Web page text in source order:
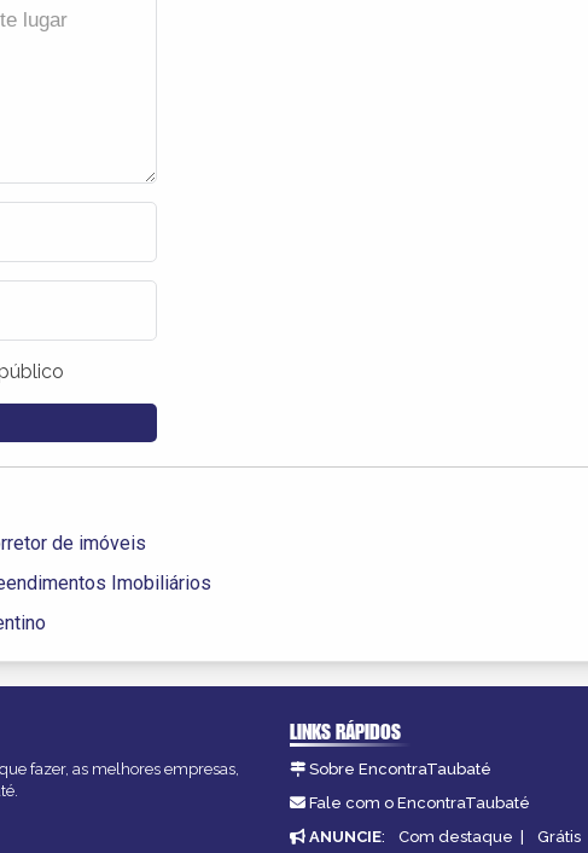
de imóveis
Imobiliários
fazer, as melhores empresas,
LINKS RÁPIDOS
Sobre EncontraTaubaté
Fale com o EncontraTaubaté
ANUNCIE: Com destaque | Grátis